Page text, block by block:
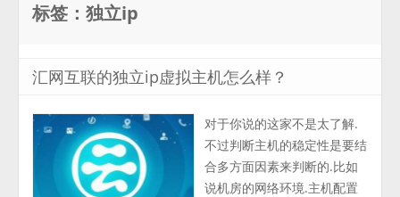
标签：独立ip
汇网互联的独立ip虚拟主机怎么样？
对于你说的这家不是太了解.
不过判断主机的稳定性是要结
合多方面因素来判断的.比如
说机房的网络环境.主机配置